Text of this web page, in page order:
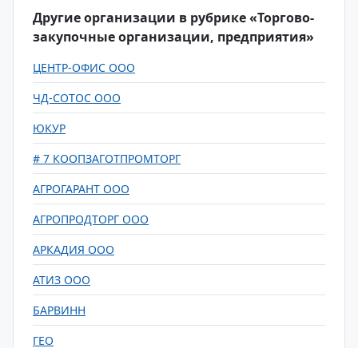
Другие организации в рубрике «Торгово-
закупочные организации, предприятия»
ЦЕНТР-ОФИС ООО
ЧД-СОТОС ООО
ЮКУР
# 7 КООПЗАГОТПРОМТОРГ
АГРОГАРАНТ ООО
АГРОПРОДТОРГ ООО
АРКАДИЯ ООО
АТИЗ ООО
БАРВИНН
ГЕО